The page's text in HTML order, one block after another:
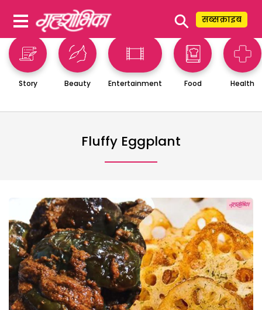
⚲ सब्सक्राइब
Story Beauty Entertainment Food Health
Fluffy Eggplant